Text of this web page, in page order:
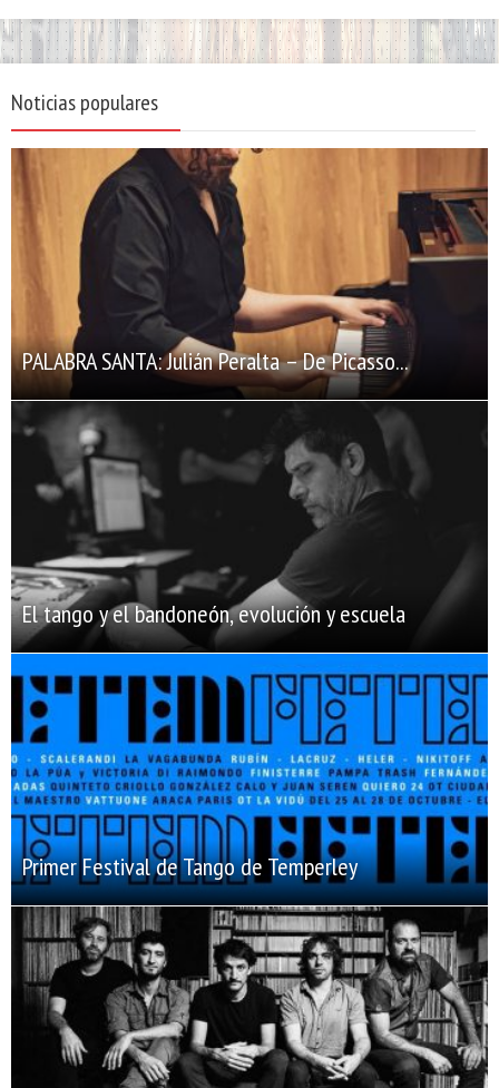
Noticias populares
PALABRA SANTA: Julián Peralta – De Picasso...
El tango y el bandoneón, evolución y escuela
Primer Festival de Tango de Temperley